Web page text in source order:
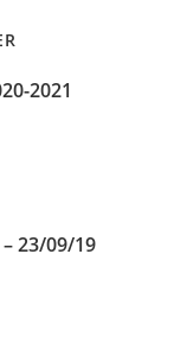
2021
23/09/19